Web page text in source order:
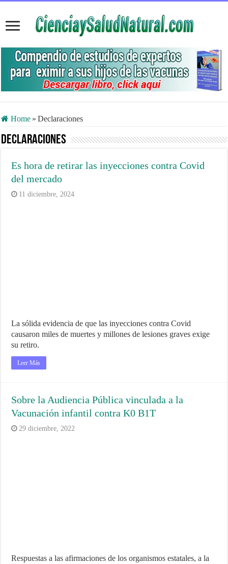
Home » Declaraciones
Declaraciones
Es hora de retirar las inyecciones contra Covid
del mercado
11 diciembre, 2024
La sólida evidencia de que las inyecciones contra Covid
causaron miles de muertes y millones de lesiones graves exige
su retiro.
Leer Más
Sobre la Audiencia Pública vinculada a la
Vacunación infantil contra K0 B1T
29 diciembre, 2022
Respuestas a las afirmaciones de los organismos estatales, a la